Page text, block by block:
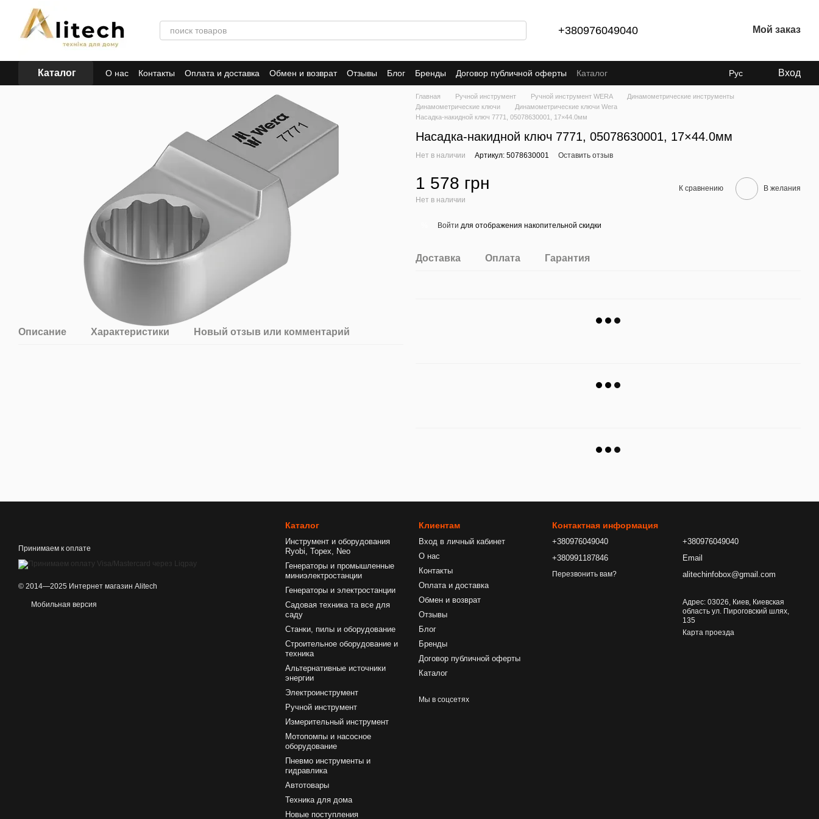
Перейти к основному контенту
+380976049040 Мой заказ
Каталог О нас Контакты Оплата и доставка Обмен и возврат Отзывы Блог Бренды Договор публичной оферты Каталог Рус Вход
Описание Характеристики Новый отзыв или комментарий
Главная Ручной инструмент Ручной инструмент WERA
Динамометрические инструменты
Динамометрические ключи
Динамометрические ключи Wera
Насадка-накидной ключ 7771, 05078630001, 17×44.0мм
Насадка-накидной ключ 7771, 05078630001, 17×44.0мм
Нет в наличии Артикул: 5078630001 Оставить отзыв
1 578 грн
Нет в наличии
К сравнению В желания
Войти для отображения накопительной скидки
Доставка Оплата Гарантия
Принимаем к оплате
© 2014—2025 Интернет магазин Alitech
Мобильная версия
Каталог
Инструмент и оборудования
Ryobi, Topex, Neo
Генераторы и промышленные
миниэлектростанции
Генераторы и электростанции
Садовая техника та все для
саду
Станки, пилы и оборудование
Строительное оборудование и
техника
Альтернативные источники
энергии
Электроинструмент
Ручной инструмент
Измерительный инструмент
Мотопомпы и насосное
оборудование
Пневмо инструменты и
гидравлика
Автотовары
Техника для дома
Новые поступления
Клиентам
Вход в личный кабинет
О нас
Контакты
Оплата и доставка
Обмен и возврат
Отзывы
Блог
Бренды
Договор публичной оферты
Каталог
Мы в соцсетях
Контактная информация
+380976049040
+380991187846
Перезвонить вам?
+380976049040
Email
alitechinfobox@gmail.com
Адрес: 03026, Киев, Киевская
область ул. Пироговский шлях,
135
Карта проезда